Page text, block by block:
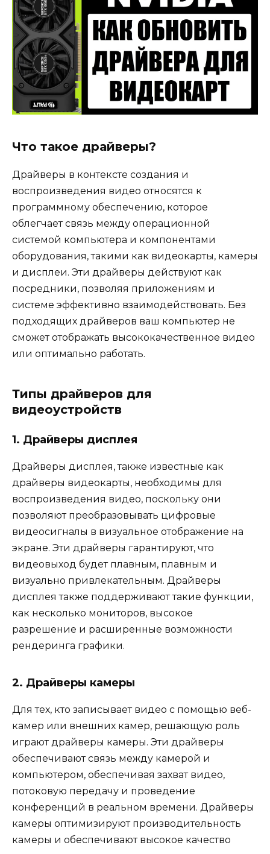
Что такое драйверы?
Драйверы в контексте создания и
воспроизведения видео относятся к
программному обеспечению, которое
облегчает связь между операционной
системой компьютера и компонентами
оборудования, такими как видеокарты, камеры
и дисплеи. Эти драйверы действуют как
посредники, позволяя приложениям и
системе эффективно взаимодействовать. Без
подходящих драйверов ваш компьютер не
сможет отображать высококачественное видео
или оптимально работать.
Типы драйверов для
видеоустройств
1. Драйверы дисплея
Драйверы дисплея, также известные как
драйверы видеокарты, необходимы для
воспроизведения видео, поскольку они
позволяют преобразовывать цифровые
видеосигналы в визуальное отображение на
экране. Эти драйверы гарантируют, что
видеовыход будет плавным, плавным и
визуально привлекательным. Драйверы
дисплея также поддерживают такие функции,
как несколько мониторов, высокое
разрешение и расширенные возможности
рендеринга графики.
2. Драйверы камеры
Для тех, кто записывает видео с помощью веб-
камер или внешних камер, решающую роль
играют драйверы камеры. Эти драйверы
обеспечивают связь между камерой и
компьютером, обеспечивая захват видео,
потоковую передачу и проведение
конференций в реальном времени. Драйверы
камеры оптимизируют производительность
камеры и обеспечивают высокое качество